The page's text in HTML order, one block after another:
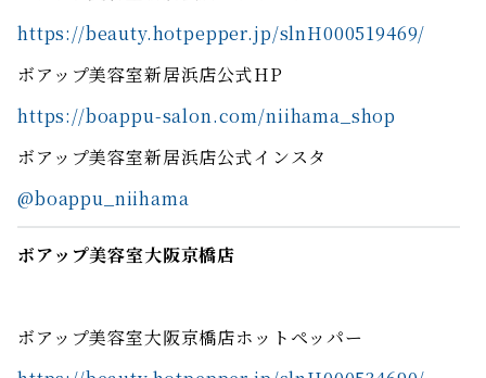
https://beauty.hotpepper.jp/slnH000519469/
ボアップ美容室新居浜店公式HP
https://boappu-salon.com/niihama_shop
ボアップ美容室新居浜店公式インスタ
@boappu_niihama
ボアップ美容室大阪京橋店
ボアップ美容室大阪京橋店ホットペッパー